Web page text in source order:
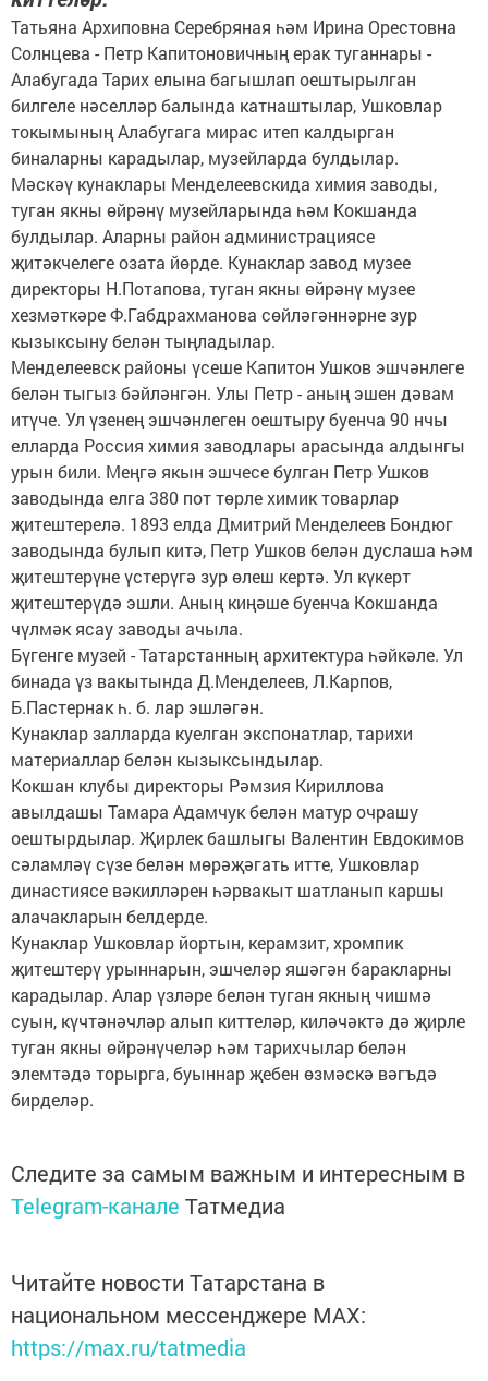
Татьяна Архиповна Серебряная һәм Ирина Орестовна
Солнцева - Петр Капитоновичның ерак туганнары -
Алабугада Тарих елына багышлап оештырылган
билгеле нәселләр балында катнаштылар, Ушковлар
токымының Алабугага мирас итеп калдырган
биналарны карадылар, музейларда булдылар.
Мәскәү кунаклары Менделеевскида химия заводы,
туган якны өйрәнү музейларында һәм Кокшанда
булдылар. Аларны район администрациясе
җитәкчелеге озата йөрде. Кунаклар завод музее
директоры Н.Потапова, туган якны өйрәнү музее
хезмәткәре Ф.Габдрахманова сөйләгәннәрне зур
кызыксыну белән тыңладылар.
Менделеевск районы үсеше Капитон Ушков эшчәнлеге
белән тыгыз бәйләнгән. Улы Петр - аның эшен дәвам
итүче. Ул үзенең эшчәнлеген оештыру буенча 90 нчы
елларда Россия химия заводлары арасында алдынгы
урын били. Меңгә якын эшчесе булган Петр Ушков
заводында елга 380 пот төрле химик товарлар
җитештерелә. 1893 елда Дмитрий Менделеев Бондюг
заводында булып китә, Петр Ушков белән дуслаша һәм
җитештерүне үстерүгә зур өлеш кертә. Ул күкерт
җитештерүдә эшли. Аның киңәше буенча Кокшанда
чүлмәк ясау заводы ачыла.
Бүгенге музей - Татарстанның архитектура һәйкәле. Ул
бинада үз вакытында Д.Менделеев, Л.Карпов,
Б.Пастернак һ. б. лар эшләгән.
Кунаклар залларда куелган экспонатлар, тарихи
материаллар белән кызыксындылар.
Кокшан клубы директоры Рәмзия Кириллова
авылдашы Тамара Адамчук белән матур очрашу
оештырдылар. Җирлек башлыгы Валентин Евдокимов
сәламләү сүзе белән мөрәҗәгать итте, Ушковлар
династиясе вәкилләрен һәрвакыт шатланып каршы
алачакларын белдерде.
Кунаклар Ушковлар йортын, керамзит, хромпик
җитештерү урыннарын, эшчеләр яшәгән баракларны
карадылар. Алар үзләре белән туган якның чишмә
суын, күчтәнәчләр алып киттеләр, киләчәктә дә җирле
туган якны өйрәнүчеләр һәм тарихчылар белән
элемтәдә торырга, буыннар җебен өзмәскә вәгъдә
бирделәр.
Следите за самым важным и интересным в
Telegram-канале Татмедиа
Читайте новости Татарстана в
национальном мессенджере MАХ:
https://max.ru/tatmedia